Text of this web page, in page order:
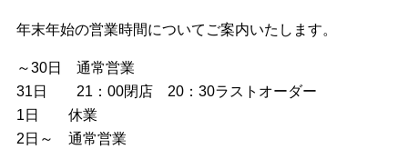
年末年始の営業時間についてご案内いたします。
～30日 通常営業
31日 21：00閉店 20：30ラストオーダー
1日 休業
2日～ 通常営業